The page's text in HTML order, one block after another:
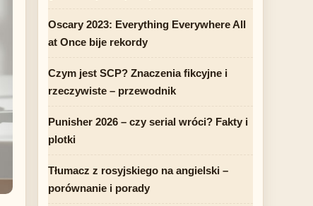
Oscary 2023: Everything Everywhere All
at Once bije rekordy
Czym jest SCP? Znaczenia fikcyjne i
rzeczywiste – przewodnik
Punisher 2026 – czy serial wróci? Fakty i
plotki
Tłumacz z rosyjskiego na angielski –
porównanie i porady